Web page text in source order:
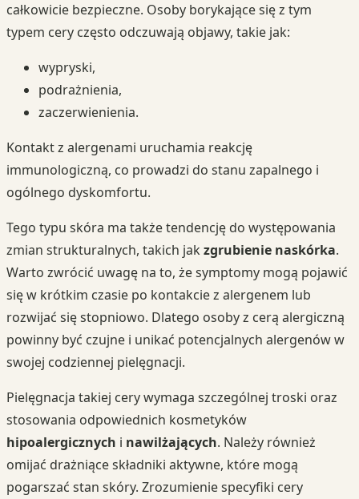
całkowicie bezpieczne. Osoby borykające się z tym
typem cery często odczuwają objawy, takie jak:
wypryski,
podrażnienia,
zaczerwienienia.
Kontakt z alergenami uruchamia reakcję
immunologiczną, co prowadzi do stanu zapalnego i
ogólnego dyskomfortu.
Tego typu skóra ma także tendencję do występowania
zmian strukturalnych, takich jak zgrubienie naskórka.
Warto zwrócić uwagę na to, że symptomy mogą pojawić
się w krótkim czasie po kontakcie z alergenem lub
rozwijać się stopniowo. Dlatego osoby z cerą alergiczną
powinny być czujne i unikać potencjalnych alergenów w
swojej codziennej pielęgnacji.
Pielęgnacja takiej cery wymaga szczególnej troski oraz
stosowania odpowiednich kosmetyków
hipoalergicznych i nawilżających. Należy również
omijać drażniące składniki aktywne, które mogą
pogarszać stan skóry. Zrozumienie specyfiki cery